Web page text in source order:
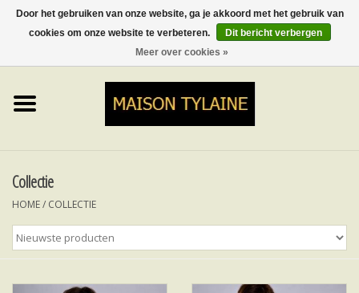
0 Artikelen - €0,00
TOPS
ROKKEN&BROEKEN
Collectie
HOME/ COLLECTIE
Door het gebruiken van onze website, ga je akkoord met het gebruik van
cookies om onze website te verbeteren.
Dit bericht verbergen
Meer over cookies »